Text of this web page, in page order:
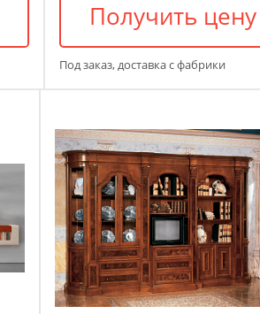
Получить цену
Под заказ, доставка с фабрики